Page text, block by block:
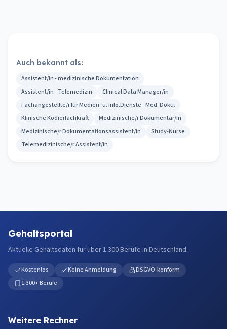
Auch bekannt als:
Assistent/in - medizinische Dokumentation
Assistent/in - Telemedizin
Clinical Data Manager/in
Fachangestellte/r für Medien- u. Info.Dienste - Med. Doku.
Klinische Kodierfachkraft
Medizinische/r Dokumentar/in
Medizinische/r Dokumentationsassistent/in
Study-Nurse
Telemedizinische/r Assistent/in
Gehaltsportal
Aktuelle Gehaltsdaten für über 1.300 Berufe in Deutschland.
Kostenlos Keine Anmeldung
DSGVO-konform
1.300+ Berufe
Weitere Rechner